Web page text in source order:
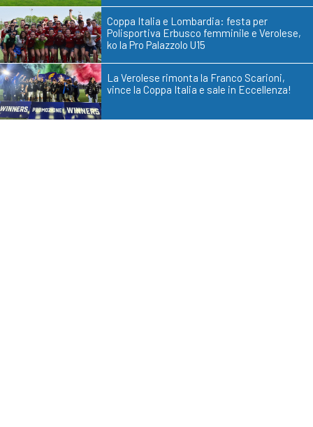
Coppa Italia e Lombardia: festa per
Polisportiva Erbusco femminile e Verolese,
ko la Pro Palazzolo U15
La Verolese rimonta la Franco Scarioni,
vince la Coppa Italia e sale in Eccellenza!